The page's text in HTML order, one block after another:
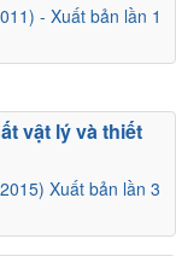
- Xuất bản lần 1
Xuất bản lần 3
vật lý và thiết